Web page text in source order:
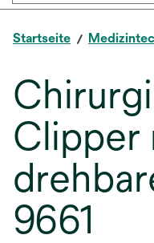
Startseite
Clipper
9661